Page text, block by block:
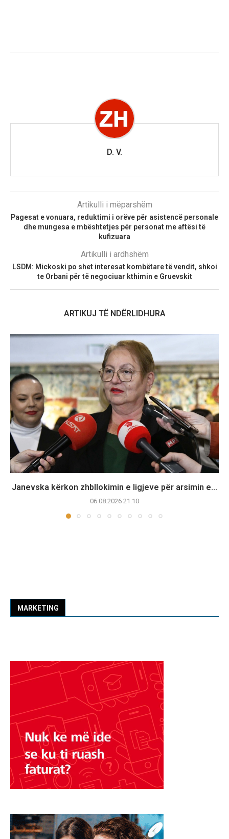
D. V.
Artikulli i mëparshëm
Pagesat e vonuara, reduktimi i orëve për asistencë personale
dhe mungesa e mbështetjes për personat me aftësi të
kufizuara
Artikulli i ardhshëm
LSDM: Mickoski po shet interesat kombëtare të vendit, shkoi
te Orbani për të negociuar kthimin e Gruevskit
ARTIKUJ TË NDËRLIDHURA
Janevska kërkon zhbllokimin e ligjeve për arsimin e...
06.08.2026 21:10
MARKETING